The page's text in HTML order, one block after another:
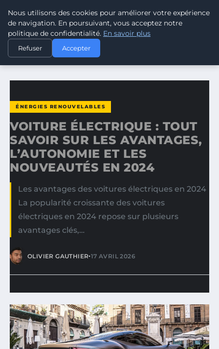
CLIMATE GUARDIAN
ACCUEIL
ÉNERGIES RENOUVELABLES
VOITURE ÉLECTRIQUE : TOUT SAVOIR SUR LES AVANTAGES…
ÉNERGIES RENOUVELABLES
VOITURE ÉLECTRIQUE : TOUT
SAVOIR SUR LES AVANTAGES,
L’AUTONOMIE ET LES
NOUVEAUTÉS EN 2024
Les avantages des voitures électriques en 2024
La popularité croissante des voitures
électriques en 2024 repose sur plusieurs
avantages clés,…
OLIVIER GAUTHIER•17 AVRIL 2026
Nous utilisons des cookies pour améliorer votre expérience
de navigation. En poursuivant, vous acceptez notre
politique de confidentialité. En savoir plus
Refuser Accepter